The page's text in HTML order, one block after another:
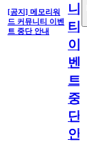
[공지] 메모리워
드 커뮤니티 이벤
트 중단 안내
니
티
이
벤
트
중
단
안